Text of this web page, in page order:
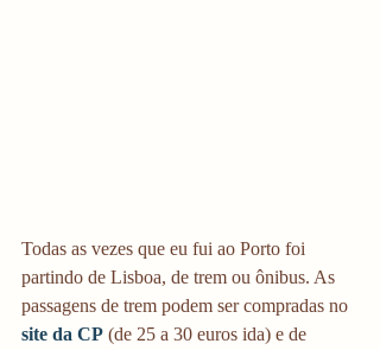
Todas as vezes que eu fui ao Porto foi
partindo de Lisboa, de trem ou ônibus. As
passagens de trem podem ser compradas no
site da CP (de 25 a 30 euros ida) e de